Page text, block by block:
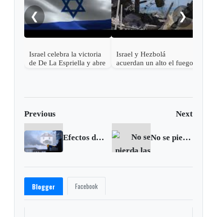
❮
Israel celebra la victoria
de De La Espriella y abre
Israel y Hezbolá
acuerdan un alto el fuego
❯
Previous Next
Efectos del vórtice polar No se pierda las fiestas en Nazareth
Blogger Facebook